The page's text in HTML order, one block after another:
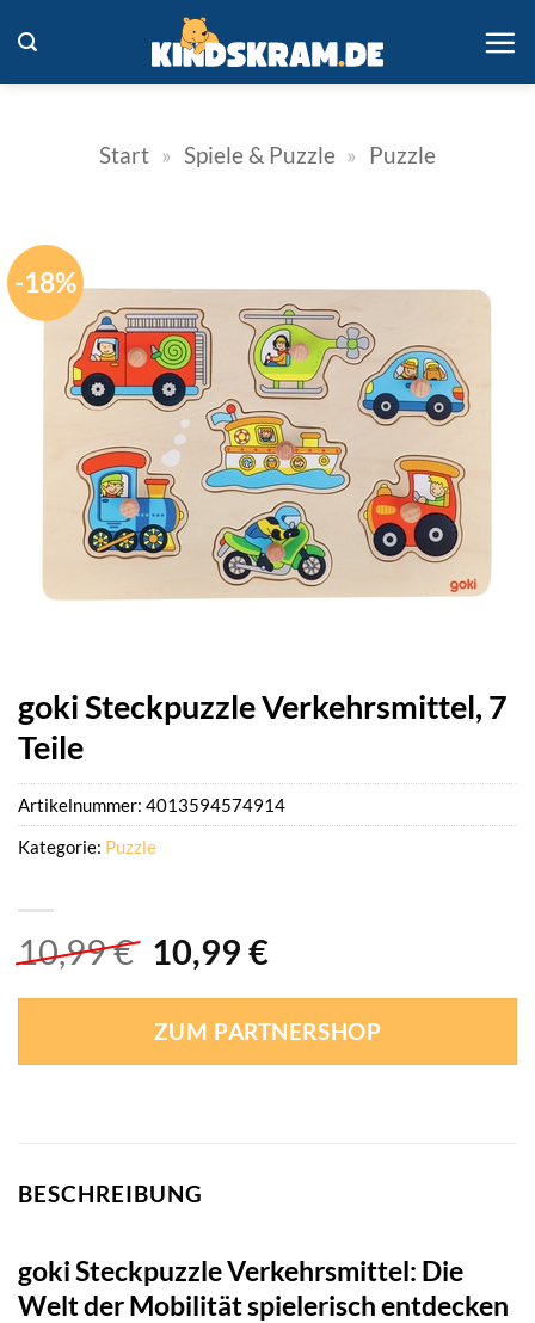
Inhalt
springen
Start » Spiele & Puzzle » Puzzle
-18%
goki Steckpuzzle Verkehrsmittel, 7
Teile
10,99€ Ursprünglicher
war:
10,99 €
10,99 €Aktueller
ist:
10,99 €.
ZUM PARTNERSHOP
Artikelnummer: 4013594574914
Kategorie: Puzzle
BESCHREIBUNG
goki Steckpuzzle Verkehrsmittel: Die
Welt der Mobilität spielerisch entdecken